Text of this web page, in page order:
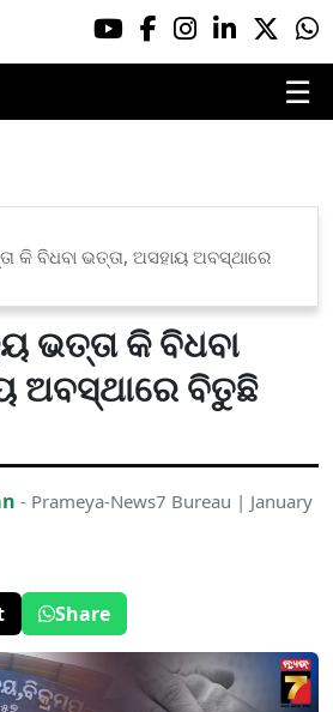
☰
କି ବିଧବା ଭତ୍ତା, ଅସହାୟ ଅବସ୍ଥାରେ
ଭତ୍ତା କି ବିଧବା
ଅବସ୍ଥାରେ ବିତୁଛି
- Prameya-News7 Bureau | January
Share